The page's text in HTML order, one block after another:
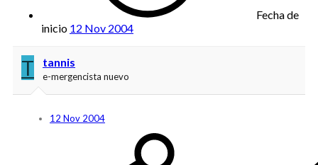
Fecha de
inicio 12 Nov 2004
T tannis
e-mergencista nuevo
12 Nov 2004